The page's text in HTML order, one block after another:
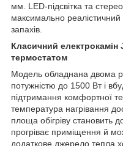
мм. LED-підсвітка та
максимально
запахів.
Класичний електрокамін
термостатом
Модель обладнана двома
потужністю до 1500 Вт і
підтримання комфортної
температура нагрівання
площа обігріву становить
прогріває приміщення й
додаткове джерело тепла